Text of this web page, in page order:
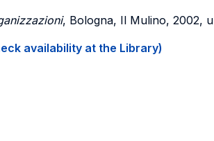
, Bologna, Il Mulino, 2002,
availability at the Library)